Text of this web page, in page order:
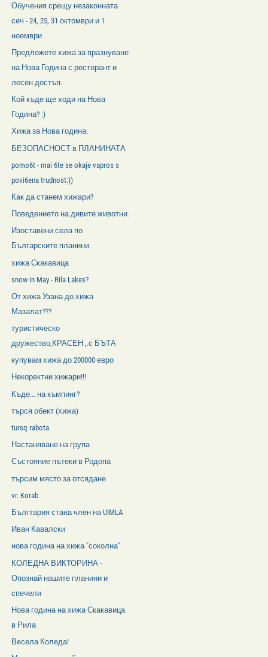
Обучения срещу незаконната
сеч - 24, 25, 31 октомври и 1
ноември
Предложете хижа за празнуване
на Нова Година с ресторант и
лесен достъп.
Кой къде ще ходи на Нова
Година? :)
Хижа за Нова година.
БЕЗОПАСНОСТ в ПЛАНИНАТА
pomo6t - mai 6te se okaje vapros s
povi6ena trudnost:))
Как да станем хижари?
Поведението на дивите животни.
Изоставени села по
Българските планини.
хижа Скакавица
snow in May - Rila Lakes?
От хижа Узана до хижа
Мазалат???
туристическо
дружество,КРАСЕН ,.с БЪТА
купувам хижа до 200000 евро
Некоректни хижари!!!
Къде... на къмпинг?
търся обект (хижа)
tursq rabota
Настаняване на група
Състояние пътеки в Родопа
търсим място за отсядане
vr. Korab
Бългтария стана член на UIMLA
Иван Кавалски
нова година на хижа "соколна"
КОЛЕДНА ВИКТОРИНА -
Опознай нашите планини и
спечели
Нова година на хижа Скакавица
в Рила
Весела Коледа!